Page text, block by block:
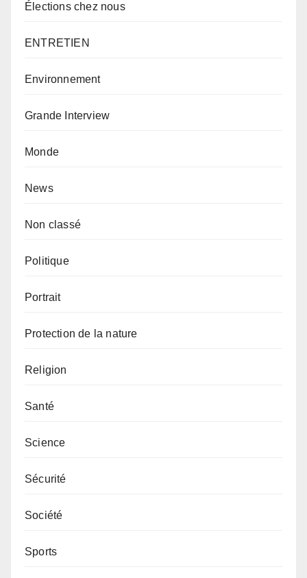
Élections chez nous
ENTRETIEN
Environnement
Grande Interview
Monde
News
Non classé
Politique
Portrait
Protection de la nature
Religion
Santé
Science
Sécurité
Société
Sports